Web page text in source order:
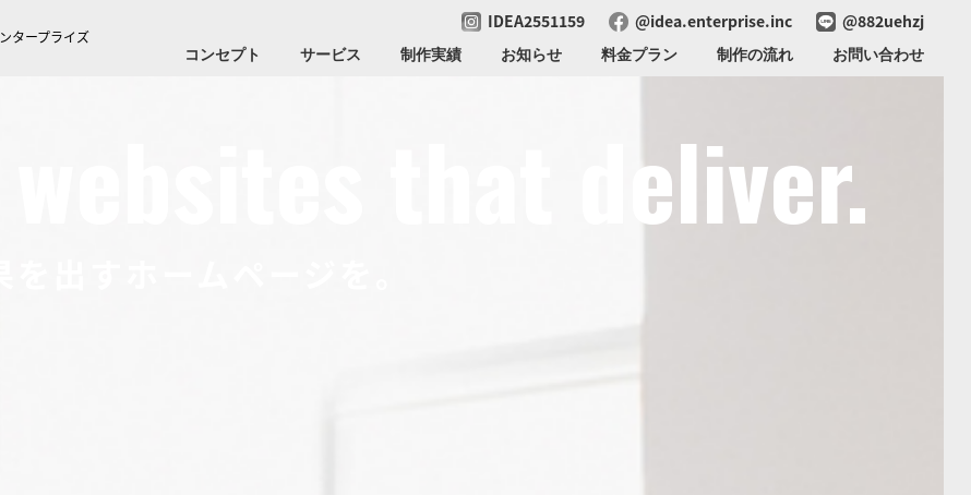
タープライズ
IDEA2551159 @idea.enterprise.inc @882uehzj
コンセプト サービス 制作実績 お知らせ 料金プラン 制作の流れ お問い合わせ
that deliver.
出すホームページを。